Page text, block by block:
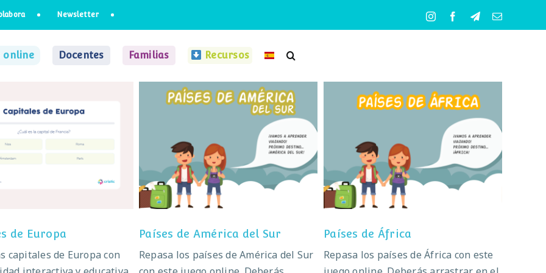
Newsletter InstagramFacebookTelegramCorreo
online Docentes Familias Recursos
Capitales de Europa
de Europa
capitales de Europa con
Países de América del Sur
Países de América del Sur
Repasa los países de América del Sur
Países de África
Países de África
Repasa los países de África con este